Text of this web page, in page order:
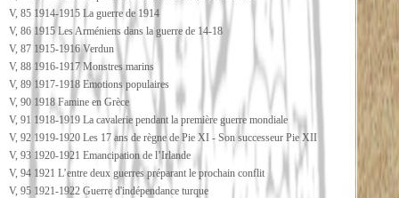
V, 85 1914-1915 La guerre de 1914
V, 86 1915 Les Arméniens dans la guerre de 14-18
V, 87 1915-1916 Verdun
V, 88 1916-1917 Monstres marins
V, 89 1917-1918 Emotions populaires
V, 90 1918 Famine en Grèce
V, 91 1918-1919 La cavalerie pendant la première guerre mondiale
V, 92 1919-1920 Les 17 ans de règne de Pie XI - Son successeur Pie XII
V, 93 1920-1921 Emancipation de l’Irlande
V, 94 1921 L’entre deux guerres préparant le prochain conflit
V, 95 1921-1922 Guerre d'indépendance turque